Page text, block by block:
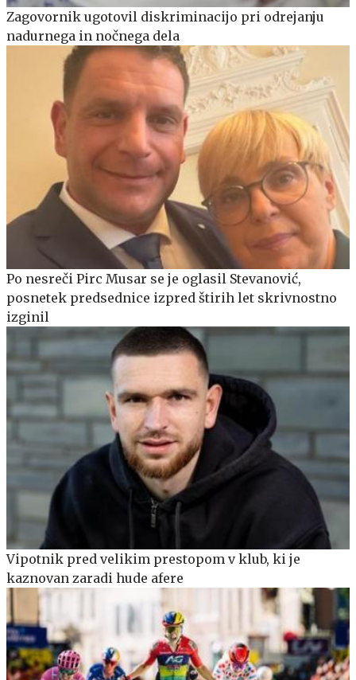
Zagovornik ugotovil diskriminacijo pri odrejanju
nadurnega in nočnega dela
Po nesreči Pirc Musar se je oglasil Stevanović,
posnetek predsednice izpred štirih let skrivnostno
izginil
Vipotnik pred velikim prestopom v klub, ki je
kaznovan zaradi hude afere